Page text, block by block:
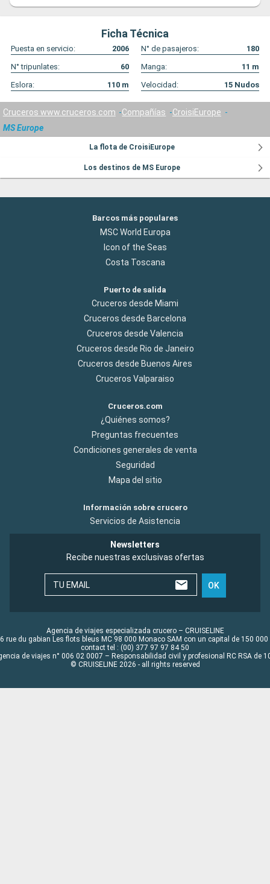
Ficha Técnica
Puesta en servicio: 2006 N° de pasajeros:
180
N° tripunlates:
60 Manga: 11 m
Eslora:
110 m Velocidad: 15 Nudos
Cruceros www.cruceros.com Compañías
CroisiEurope
MS Europe
La flota de CroisiEurope
Los destinos de MS Europe
Barcos más populares
MSC World Europa
Icon of the Seas
Costa Toscana
Puerto de salida
Cruceros desde Miami
Cruceros desde Barcelona
Cruceros desde Valencia
Cruceros desde Rio de Janeiro
Cruceros desde Buenos Aires
Cruceros Valparaiso
Cruceros.com
¿Quiénes somos?
Preguntas frecuentes
Condiciones generales de venta
Seguridad
Mapa del sitio
Información sobre crucero
Servicios de Asistencia
Newsletters
Recibe nuestras exclusivas ofertas
TU EMAIL OK
Agencia de viajes especializada crucero – CRUISELINE
rue du gabian Les flots bleus MC 98 000 Monaco SAM con un capital de 150 000
contact tel : (00) 377 97 97 84 50
de viajes n° 006 02 0007 – Responsabilidad civil y profesional RC RSA de
© CRUISELINE 2026 - all rights reserved